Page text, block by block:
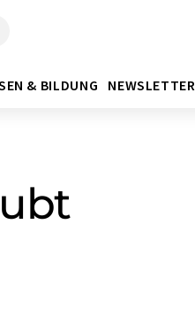
& BILDUNG NEWSLETTER